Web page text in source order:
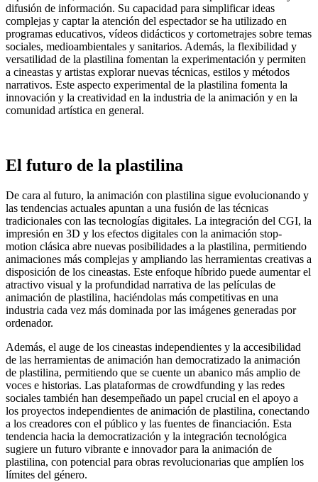
difusión de información. Su capacidad para simplificar ideas
complejas y captar la atención del espectador se ha utilizado en
programas educativos, vídeos didácticos y cortometrajes sobre temas
sociales, medioambientales y sanitarios. Además, la flexibilidad y
versatilidad de la plastilina fomentan la experimentación y permiten
a cineastas y artistas explorar nuevas técnicas, estilos y métodos
narrativos. Este aspecto experimental de la plastilina fomenta la
innovación y la creatividad en la industria de la animación y en la
comunidad artística en general.
El futuro de la plastilina
De cara al futuro, la animación con plastilina sigue evolucionando y
las tendencias actuales apuntan a una fusión de las técnicas
tradicionales con las tecnologías digitales. La integración del CGI, la
impresión en 3D y los efectos digitales con la animación stop-
motion clásica abre nuevas posibilidades a la plastilina, permitiendo
animaciones más complejas y ampliando las herramientas creativas a
disposición de los cineastas. Este enfoque híbrido puede aumentar el
atractivo visual y la profundidad narrativa de las películas de
animación de plastilina, haciéndolas más competitivas en una
industria cada vez más dominada por las imágenes generadas por
ordenador.
Además, el auge de los cineastas independientes y la accesibilidad
de las herramientas de animación han democratizado la animación
de plastilina, permitiendo que se cuente un abanico más amplio de
voces e historias. Las plataformas de crowdfunding y las redes
sociales también han desempeñado un papel crucial en el apoyo a
los proyectos independientes de animación de plastilina, conectando
a los creadores con el público y las fuentes de financiación. Esta
tendencia hacia la democratización y la integración tecnológica
sugiere un futuro vibrante e innovador para la animación de
plastilina, con potencial para obras revolucionarias que amplíen los
límites del género.